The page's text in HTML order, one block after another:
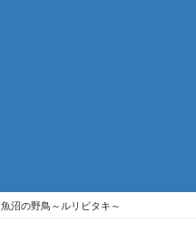
魚沼の野鳥～ルリビタキ～